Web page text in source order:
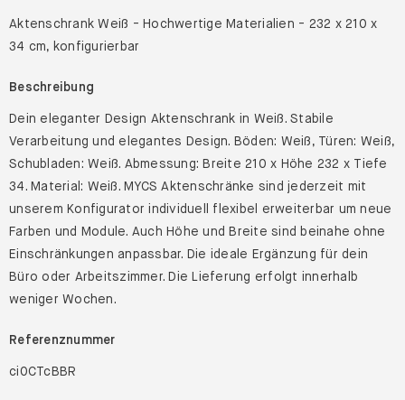
Aktenschrank Weiß - Hochwertige Materialien - 232 x 210 x
34 cm, konfigurierbar
Beschreibung
Dein eleganter Design Aktenschrank in Weiß. Stabile
Verarbeitung und elegantes Design. Böden: Weiß, Türen: Weiß,
Schubladen: Weiß. Abmessung: Breite 210 x Höhe 232 x Tiefe
34. Material: Weiß. MYCS Aktenschränke sind jederzeit mit
unserem Konfigurator individuell flexibel erweiterbar um neue
Farben und Module. Auch Höhe und Breite sind beinahe ohne
Einschränkungen anpassbar. Die ideale Ergänzung für dein
Büro oder Arbeitszimmer. Die Lieferung erfolgt innerhalb
weniger Wochen.
Referenznummer
ci0CTcBBR